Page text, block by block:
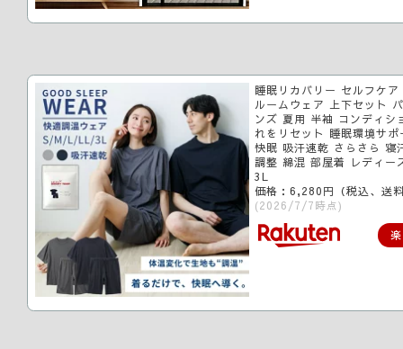
睡眠リカバリー セルフケ
ルームウェア 上下セット
ンズ 夏用 半袖 コンディシ
れをリセット 睡眠環境サ
快眠 吸汗速乾 さらさら 寝
調整 綿混 部屋着 レディ
3L
価格：6,280円（税込、送
(2026/7/7時点)